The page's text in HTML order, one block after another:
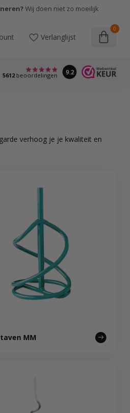
Wij doen niet zo moeilijk
Verlanglijst
0
5612beoordelingen 9.2
verhoog je je kwaliteit en
MM